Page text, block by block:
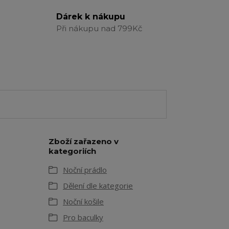
Dárek k nákupu
Při nákupu nad 799Kč
Zboží zařazeno v
kategoriích
Noční prádlo
Dělení dle kategorie
Noční košile
Pro baculky